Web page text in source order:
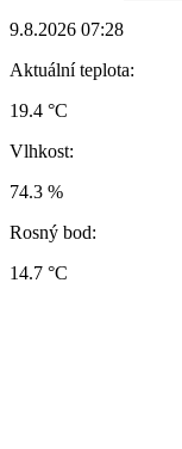
9.8.2026 07:28
Aktuální teplota:
19.4 °C
Vlhkost:
74.3 %
Rosný bod:
14.7 °C